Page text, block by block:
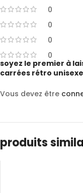
0
0
0
0
soyez le premier à
carrées rétro
Vous devez être
produits